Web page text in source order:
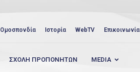
Ομοσπονδία Ιστορία WebTV Επικοινωνία
ΣΧΟΛΗ ΠΡΟΠΟΝΗΤΩΝ MEDIA